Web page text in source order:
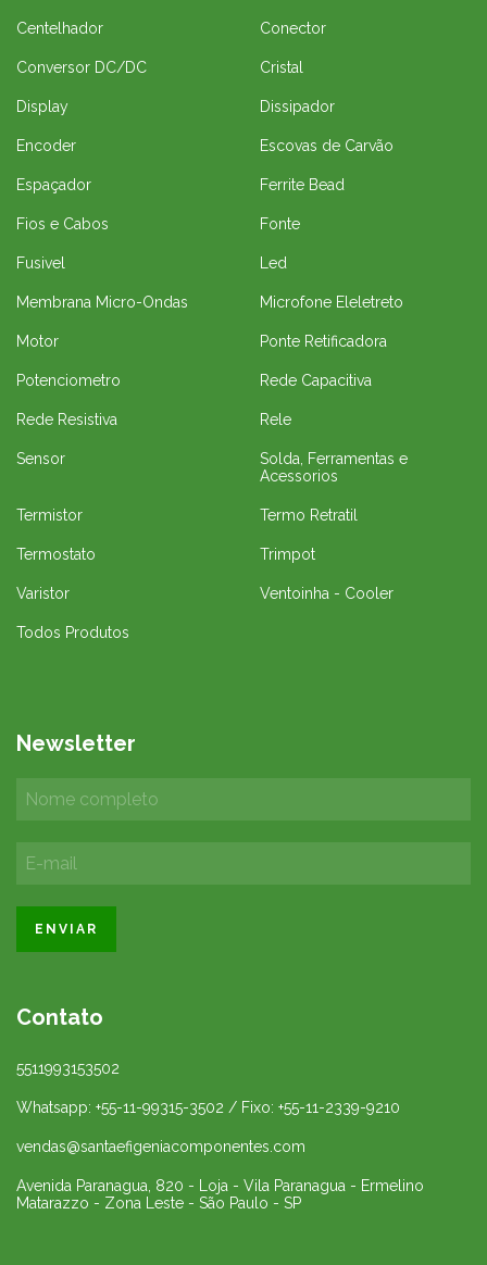
Centelhador Conector
Conversor DC/DC Cristal
Display Dissipador
Encoder Escovas de Carvão
Espaçador Ferrite Bead
Fios e Cabos Fonte
Fusivel Led
Membrana Micro-Ondas Microfone Eleletreto
Motor Ponte Retificadora
Potenciometro Rede Capacitiva
Rede Resistiva Rele
Sensor
Solda, Ferramentas e
Acessorios
Termistor Termo Retratil
Termostato Trimpot
Varistor Ventoinha - Cooler
Todos Produtos
Newsletter
Contato
5511993153502
Whatsapp: +55-11-99315-3502 / Fixo: +55-11-2339-9210
vendas@santaefigeniacomponentes.com
Avenida Paranagua, 820 - Loja - Vila Paranagua - Ermelino
Matarazzo - Zona Leste - São Paulo - SP